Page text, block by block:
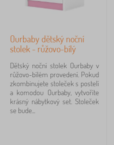
Ourbaby dětský noční
stolek - růžovo-bílý
Dětský noční stolek Ourbaby v
růžovo-bílém provedení. Pokud
zkombinujete stoleček s postelí
a komodou Ourbaby, vytvoříte
krásný nábytkový set. Stoleček
se bude...